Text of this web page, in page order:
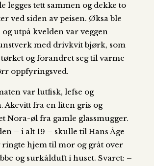
legges tett sammen og dekke to
ved siden av peisen. Øksa ble
utpå kvelden var veggen
med drivkvit bjørk, som
og forandret seg til varme
oppfyringsved.
var lutfisk, lefse og
Akevitt fra en liten gris og
Nora-øl fra gamle glassmugger.
– i alt 19 – skulle til Hans Åge
ringte hjem til mor og gråt over
og surkålduft i huset. Svaret: –